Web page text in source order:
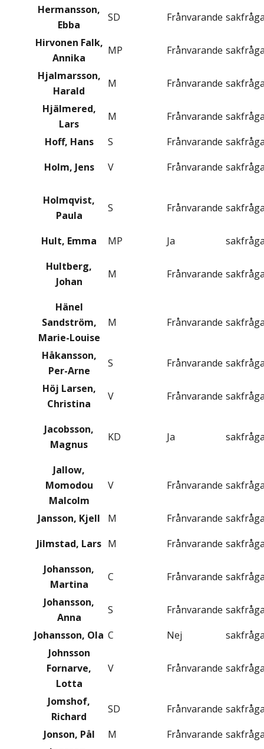
Hermansson,
Ebba
SD Frånvarande
Hirvonen Falk,
Annika
MP Frånvarande
Hjalmarsson,
Harald
M Frånvarande
Hjälmered,
Lars
M Frånvarande
Hoff, Hans
S Frånvarande
Holm, Jens
V Frånvarande
Holmqvist,
Paula
S Frånvarande
Hult, Emma MP Ja
Hultberg,
Johan
M Frånvarande
Hänel
Sandström,
Marie-Louise
M Frånvarande
Håkansson,
Per-Arne
S Frånvarande
Höj Larsen,
Christina
V Frånvarande
Jacobsson,
Magnus
KD Ja
Jallow,
Momodou
Malcolm
V Frånvarande
Jansson, Kjell M Frånvarande
Jilmstad, Lars M Frånvarande
Johansson,
Martina
C Frånvarande
Johansson,
Anna
S Frånvarande
Johansson, Ola C Nej
Johnsson
Fornarve,
Lotta
V Frånvarande
Jomshof,
Richard
SD Frånvarande
Jonson, Pål
M Frånvarande